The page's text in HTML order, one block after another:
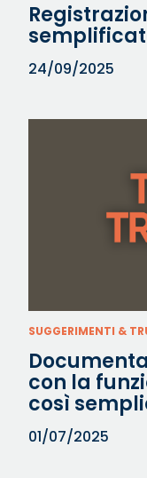
24/09/2025
SUGGERIMENTI &
con la
così
01/07/2025